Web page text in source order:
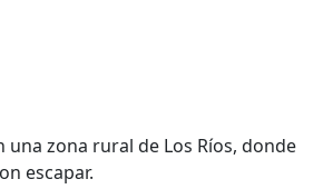
zona rural de Los Ríos, donde
escapar.